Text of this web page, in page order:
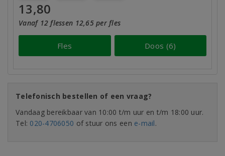
13,80
Vanaf 12 flessen 12,65 per fles
Fles Doos (6)
Telefonisch bestellen of een vraag?
Vandaag bereikbaar van 10:00 t/m uur en t/m 18:00 uur.
Tel: 020-4706050 of stuur ons een e-mail.